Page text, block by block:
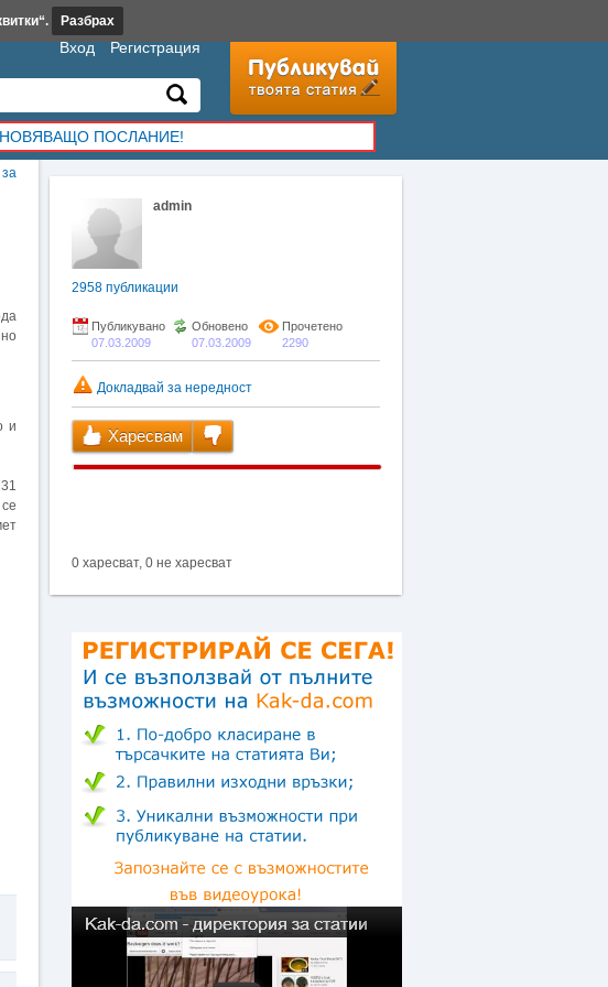
и
admin
2958 публикации
Публикувано
07.03.2009
Обновено
07.03.2009
Прочетено
2290
Докладвай за нередност
Харесвам
0 харесват, 0 не харесват
Вход Регистрация
ПОСЛАНИЕ!
Разбрах